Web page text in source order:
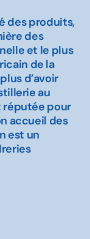
des produits,
des
et le plus
de la
d’avoir
au
réputée pour
accueil des
est un